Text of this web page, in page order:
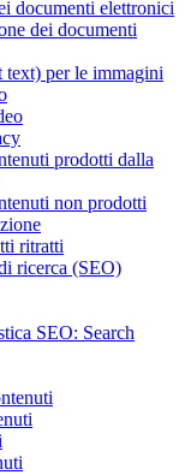
documenti elettronici
dei documenti
text) per le immagini
prodotti dalla
non prodotti
ritratti
ricerca (SEO)
SEO: Search